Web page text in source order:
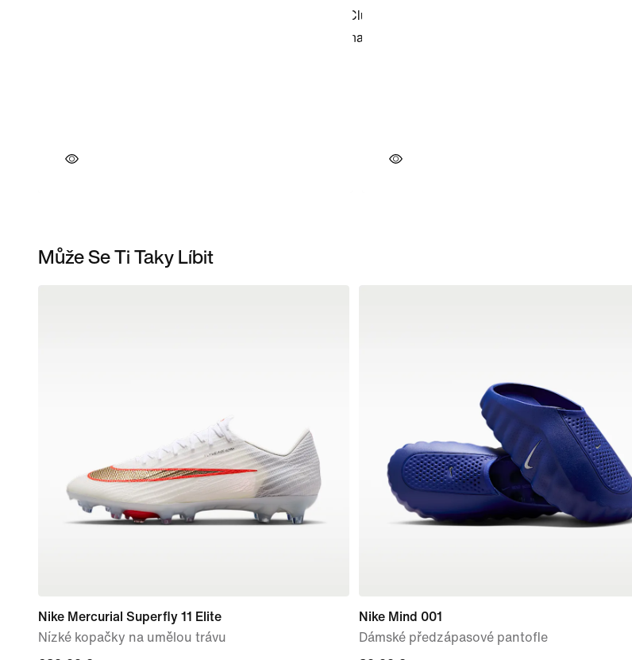
Může Se Ti Taky Líbit
Nike Mercurial Superfly 11 Elite
Nízké kopačky na umělou trávu
Nike Mind 001
Dámské předzápasové pantofle